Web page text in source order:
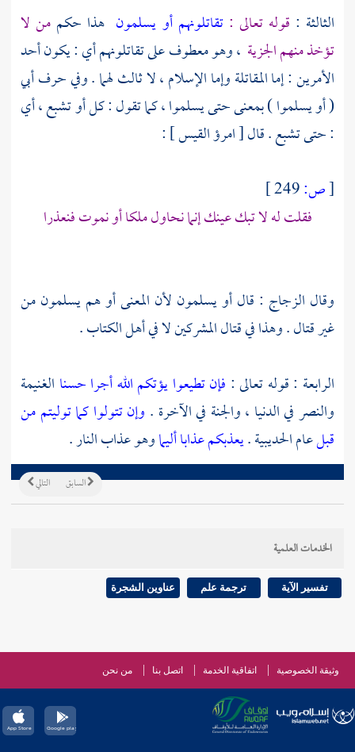
الثالثة : قوله تعالى :تقاتلونهم أو يسلمون هذا حكم من لا
تؤخذ منهم الجزية ، وهو معطوف على تقاتلونهم أي : يكون أحد
الأمرين : إما المقاتلة وإما الإسلام ، لا ثالث لهما . وفي حرفأبي
( أو يسلموا ) بمعنى حتى يسلموا ، كما تقول : كل أو تشبع ، أي
: حتى تشبع . قال [ امرؤ القيس ] :
[ص:
فقلت له لا تبك عينك إنما نحاول ملكا أو نموت فنعذرا
وقال الزجاج : قال أو يسلمون لأن المعنى أو هم يسلمون من
غير قتال . وهذا في قتال المشركين لا فيأهل الكتاب.
الرابعة : قوله تعالى : فإن تطيعوا يؤتكم الله أجرا حسنا الغنيمة
والنصر في الدنيا ، والجنة في الآخرة . وإن تتولوا كما توليتم من
قبلعامالحديبية.يعذبكم عذابا أليماوهو عذاب النار .
التالي السابق
الخدمات العلمية
تفسير الآية ترجمة علم عناوين الشجرة
وثيقة الخصوصية اتفاقية الخدمة اتصل بنا من نحن